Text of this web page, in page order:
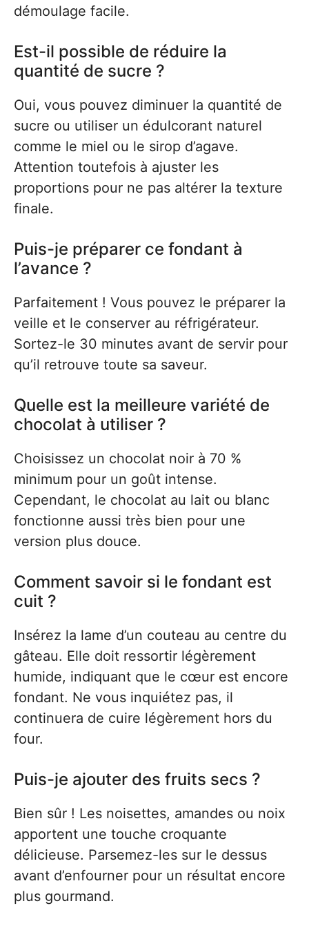
démoulage facile.
Est-il possible de réduire la
quantité de sucre ?
Oui, vous pouvez diminuer la quantité de
sucre ou utiliser un édulcorant naturel
comme le miel ou le sirop d’agave.
Attention toutefois à ajuster les
proportions pour ne pas altérer la texture
finale.
Puis-je préparer ce fondant à
l’avance ?
Parfaitement ! Vous pouvez le préparer la
veille et le conserver au réfrigérateur.
Sortez-le 30 minutes avant de servir pour
qu’il retrouve toute sa saveur.
Quelle est la meilleure variété de
chocolat à utiliser ?
Choisissez un chocolat noir à 70 %
minimum pour un goût intense.
Cependant, le chocolat au lait ou blanc
fonctionne aussi très bien pour une
version plus douce.
Comment savoir si le fondant est
cuit ?
Insérez la lame d’un couteau au centre du
gâteau. Elle doit ressortir légèrement
humide, indiquant que le cœur est encore
fondant. Ne vous inquiétez pas, il
continuera de cuire légèrement hors du
four.
Puis-je ajouter des fruits secs ?
Bien sûr ! Les noisettes, amandes ou noix
apportent une touche croquante
délicieuse. Parsemez-les sur le dessus
avant d’enfourner pour un résultat encore
plus gourmand.